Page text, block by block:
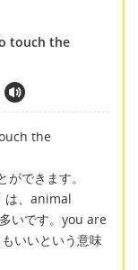
touch the
the
できます。
は、animal
いです。you are
いいという意味